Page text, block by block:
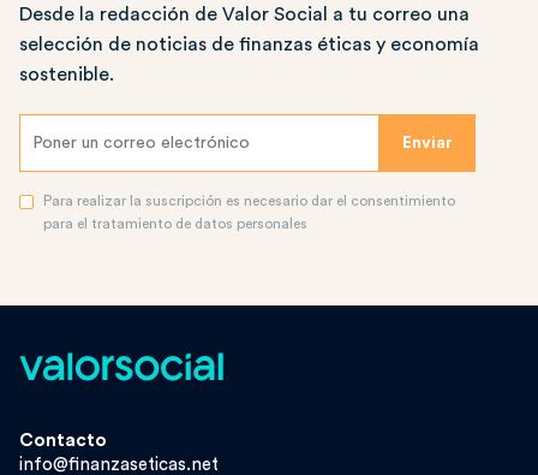
Desde la redacción de Valor Social a tu correo una
selección de noticias de finanzas éticas y economía
sostenible.
Para realizar la suscripción es necesario dar el consentimiento
para el tratamiento de datos personales
Contacto
info@finanzaseticas.net